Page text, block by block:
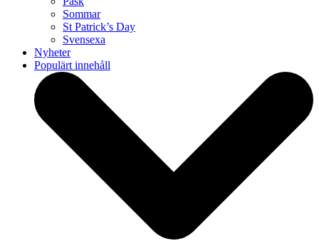
Sommar
St Patrick’s Day
Svensexa
Nyheter
Populärt innehåll